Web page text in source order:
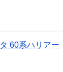
60系ハリアー